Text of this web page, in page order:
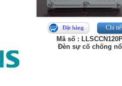
Đặt hàng Chi
Mã số :
Đèn sự cố chống nổ